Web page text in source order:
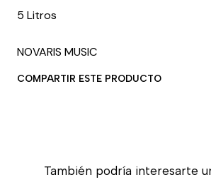
5 Litros
NOVARIS MUSIC
COMPARTIR ESTE PRODUCTO
También podría interesarte